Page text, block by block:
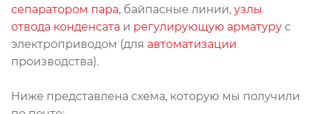
сепаратором пара, байпасные линии, узлы
отвода конденсата и регулирующую арматуру с
электроприводом (для автоматизации
производства).
Ниже представлена схема, которую мы получили